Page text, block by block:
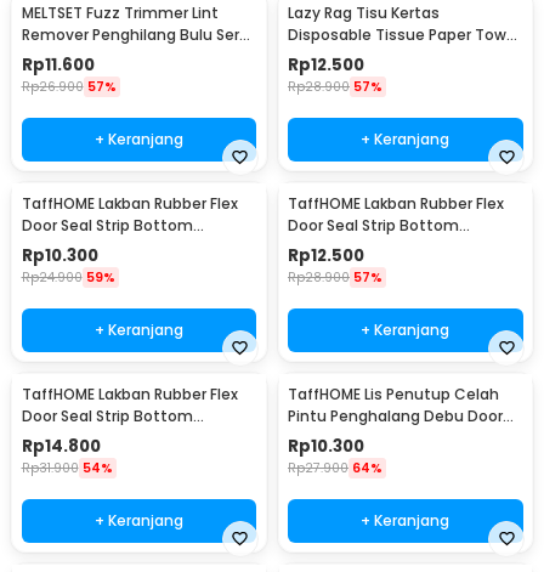
MELTSET Fuzz Trimmer Lint
Remover Penghilang Bulu Serat
Kain - CV8805
Rp11.600
Rp26.900 57%
+ Keranjang
Lazy Rag Tisu Kertas
Disposable Tissue Paper Towel
1 Roll (50 Helai) - MB104P
Rp12.500
Rp28.900 57%
+ Keranjang
TaffHOME Lakban Rubber Flex
Door Seal Strip Bottom
Waterproof 25mmx5M - TP39
Rp10.300
Rp24.900 59%
+ Keranjang
TaffHOME Lakban Rubber Flex
Door Seal Strip Bottom
Waterproof 35mmx5M - TP39
Rp12.500
Rp28.900 57%
+ Keranjang
TaffHOME Lakban Rubber Flex
Door Seal Strip Bottom
Waterproof 45mmx5M - TP39
Rp14.800
Rp31.900 54%
+ Keranjang
TaffHOME Lis Penutup Celah
Pintu Penghalang Debu Door
Bottom Seal 1M - LQ7
Rp10.300
Rp27.900 64%
+ Keranjang